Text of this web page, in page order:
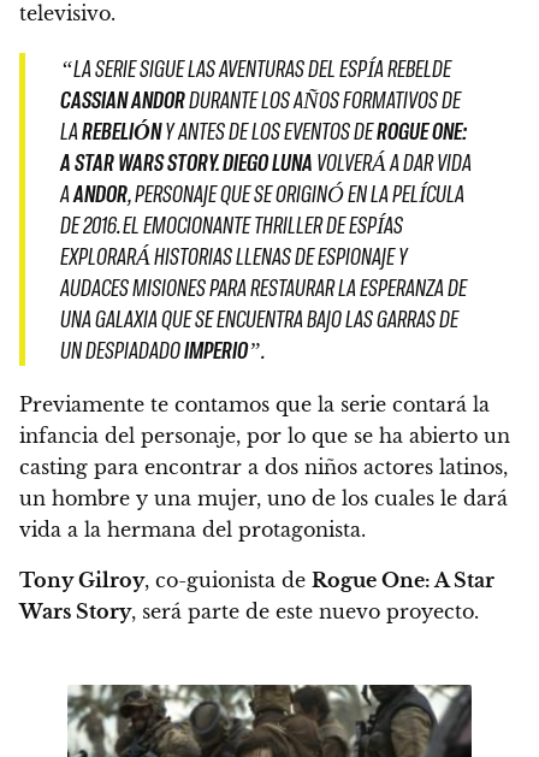
televisivo.
“LA SERIE SIGUE LAS AVENTURAS DEL ESPÍA REBELDE
CASSIAN ANDORDURANTE LOS AÑOS FORMATIVOS DE
LAREBELIÓNY ANTES DE LOS EVENTOS DEROGUE ONE:
A STAR WARS STORY. DIEGO LUNA VOLVERÁ A DAR VIDA
AANDOR, PERSONAJE QUE SE ORIGINÓ EN LA PELÍCULA
DE 2016.EL EMOCIONANTE THRILLER DE ESPÍAS
EXPLORARÁ HISTORIAS LLENAS DE ESPIONAJE Y
AUDACES MISIONES PARA RESTAURAR LA ESPERANZA DE
UNA GALAXIA QUE SE ENCUENTRA BAJO LAS GARRAS DE
UN DESPIADADOIMPERIO”.
Previamente te contamos que la serie contará la
infancia del personaje, por lo que se ha abierto un
casting para encontrar a dos niños actores latinos,
un hombre y una mujer, uno de los cuales le dará
vida a la hermana del protagonista.
Tony Gilroy, co-guionista de Rogue One: A Star
Wars Story, será parte de este nuevo proyecto.